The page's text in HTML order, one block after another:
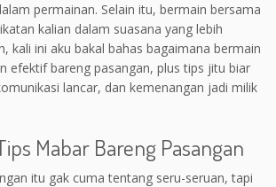
permainan. Selain itu, bermain bersama
kalian dalam suasana yang lebih
kali ini aku bakal bahas bagaimana bermain
efektif bareng pasangan, plus tips jitu biar
lancar, dan kemenangan jadi milik
Mabar Bareng Pasangan
itu gak cuma tentang seru-seruan, tapi